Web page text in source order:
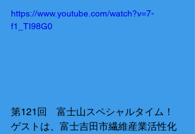
https://www.youtube.com/watch?v=7-
f1_TI98G0
第121回　富士山スペシャルタイム！
ゲストは、富士吉田市繊維産業活性化